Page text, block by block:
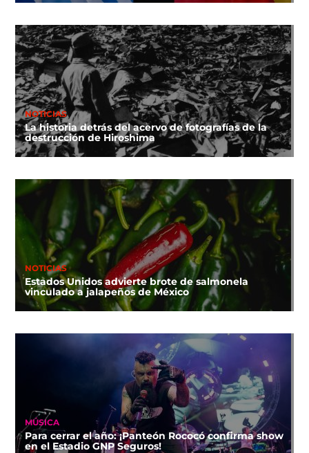
NOTICIAS
La historia detrás del acervo de fotografías de la
destrucción de Hiroshima
NOTICIAS
Estados Unidos advierte brote de salmonela
vinculado a jalapeños de México
MÚSICA
Para cerrar el año: ¡Panteón Rococó confirma show
en el Estadio GNP Seguros!